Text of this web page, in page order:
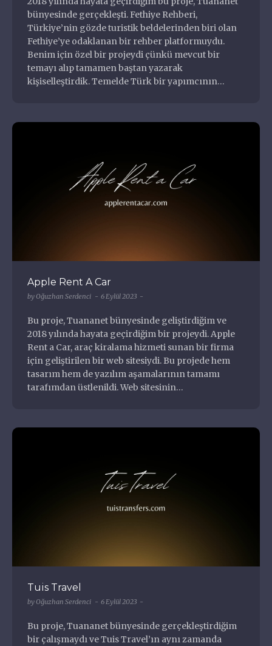
Diziler
Eklentiler
Filmler
Halka Arz
Hizmetler
Markalar
Nasıl Yapılır
Codepen.io
Wordpress Virüs Temizleme
Grand Theft Auto 5 ( GTA 5 )
Harry Potter ve Felsefe Taşı
Sevdiğim Şehirler
Envato Elements
All In One Migration
Oğuzhan Serdenci
Full Stack Developer
Özgeçmiş ve Portfolyo
bünyesinde gerçekleşti. Fethiye Rehberi,
Türkiye’nin gözde turistik beldelerinden biri olan
Fethiye’ye odaklanan bir rehber platformuydu.
Benim için özel bir projeydi çünkü mevcut bir
temayı alıp tamamen baştan yazarak
kişiselleştirdik. Temelde Türk bir yapımcının…
Apple Rent A Car
byOğuzhan Serdenci 6 Eylül 2023
Bu proje, Tuananet bünyesinde geliştirdiğim ve
2018 yılında hayata geçirdiğim bir projeydi. Apple
Rent a Car, araç kiralama hizmeti sunan bir firma
için geliştirilen bir web sitesiydi. Bu projede hem
tasarım hem de yazılım aşamalarının tamamı
tarafımdan üstlenildi. Web sitesinin…
Tuis Travel
byOğuzhan Serdenci 6 Eylül 2023
Bu proje, Tuananet bünyesinde gerçekleştirdiğim
bir çalışmaydı ve Tuis Travel’ın aynı zamanda